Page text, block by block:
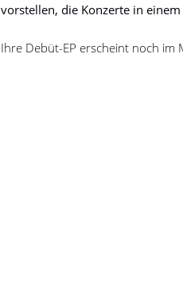
vorstellen, die Konzerte in
Ihre Debüt-EP erscheint noch im